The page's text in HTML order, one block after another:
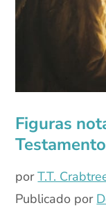
Figuras
porT.T.
Publicado por